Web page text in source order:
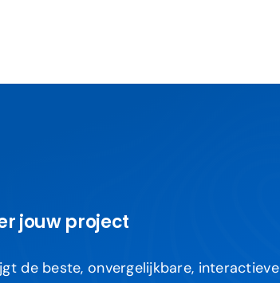
jouw project
de beste, onvergelijkbare, interactieve